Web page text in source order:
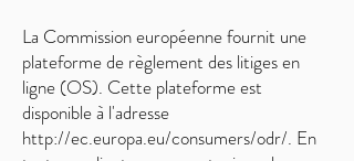
La Commission européenne fournit une
plateforme de règlement des litiges en
ligne (OS). Cette plateforme est
disponible à l'adresse
http://ec.europa.eu/consumers/odr/. En